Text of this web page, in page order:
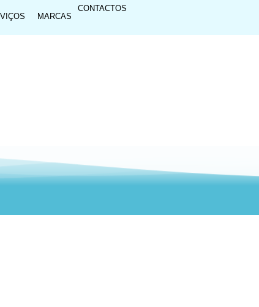
MARCAS
CONTACTOS